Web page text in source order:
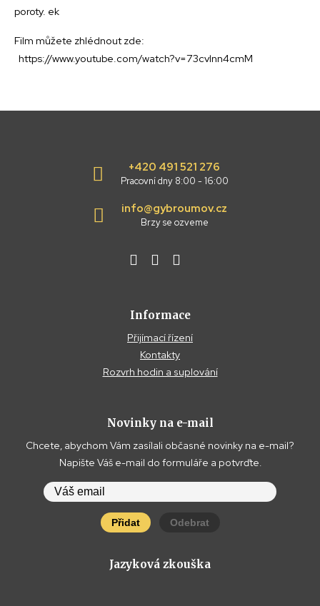
poroty. ek
Film můžete zhlédnout zde:
https://www.youtube.com/watch?v=73cvlnn4cmM
+420 491 521 276
Pracovní dny 8:00 - 16:00
info@gybroumov.cz
Brzy se ozveme
Informace
Přijímací řízení
Kontakty
Rozvrh hodin a suplování
Novinky na e-mail
Chcete, abychom Vám zasílali občasné novinky na e-mail?
Napište Váš e-mail do formuláře a potvrďte.
Přidat Odebrat
Jazyková zkouška